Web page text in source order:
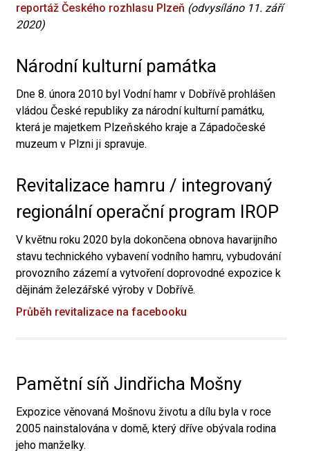
reportáž Českého rozhlasu Plzeň (odvysíláno 11. září
2020)
Národní kulturní památka
Dne 8. února 2010 byl Vodní hamr v Dobřívě prohlášen
vládou České republiky za národní kulturní památku,
která je majetkem Plzeňského kraje a Západočeské
muzeum v Plzni ji spravuje.
Revitalizace hamru / integrovaný
regionální operační program IROP
V květnu roku 2020 byla dokončena obnova havarijního
stavu technického vybavení vodního hamru, vybudování
provozního zázemí a vytvoření doprovodné expozice k
dějinám železářské výroby v Dobřívě.
Průběh revitalizace na facebooku
Pamětní síň Jindřicha Mošny
Expozice věnovaná Mošnovu životu a dílu byla v roce
2005 nainstalována v domě, který dříve obývala rodina
jeho manželky.